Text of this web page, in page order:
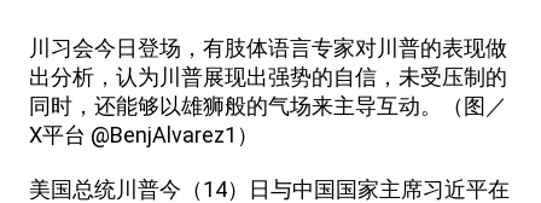
川习会今日登场，有肢体语言专家对川普的表现做
出分析，认为川普展现出强势的自信，未受压制的
同时，还能够以雄狮般的气场来主导互动。（图／
X平台 @BenjAlvarez1）
美国总统川普今（14）日与中国国家主席习近平在